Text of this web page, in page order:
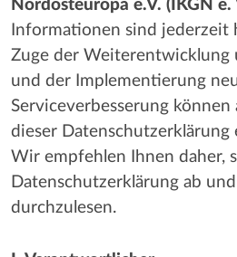
Nordosteuropa e.V. (IKGN e.
Informationen sind jederzeit
Zuge der Weiterentwicklung
und der Implementierung
Serviceverbesserung können
dieser
Wir empfehlen Ihnen daher,
Datenschutzerklärung ab
durchzulesen.